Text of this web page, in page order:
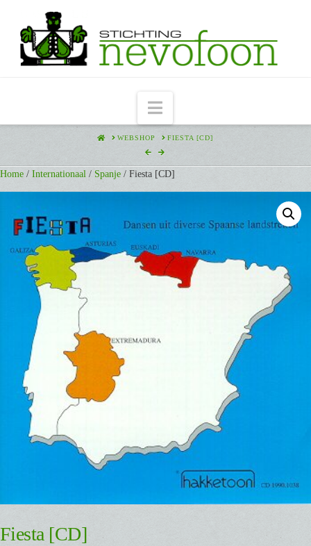
Navigation
HOMEWEBSHOP FIESTA [CD]
Home / Internationaal / Spanje / Fiesta [CD]
Fiesta [CD]